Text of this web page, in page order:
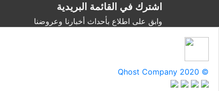
اشترك في القائمة البريدية
وابق على اطلاع بأحداث أخبارنا وعروضنا
Qhost Company 2020 ©